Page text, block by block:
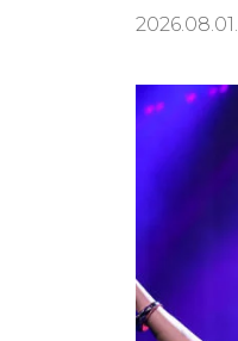
2026.08.01.